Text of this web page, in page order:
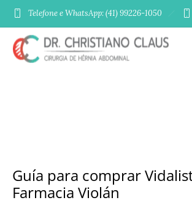
Telefone e WhatsApp: (41) 99226-1050
Guía para comprar
Farmacia Violán